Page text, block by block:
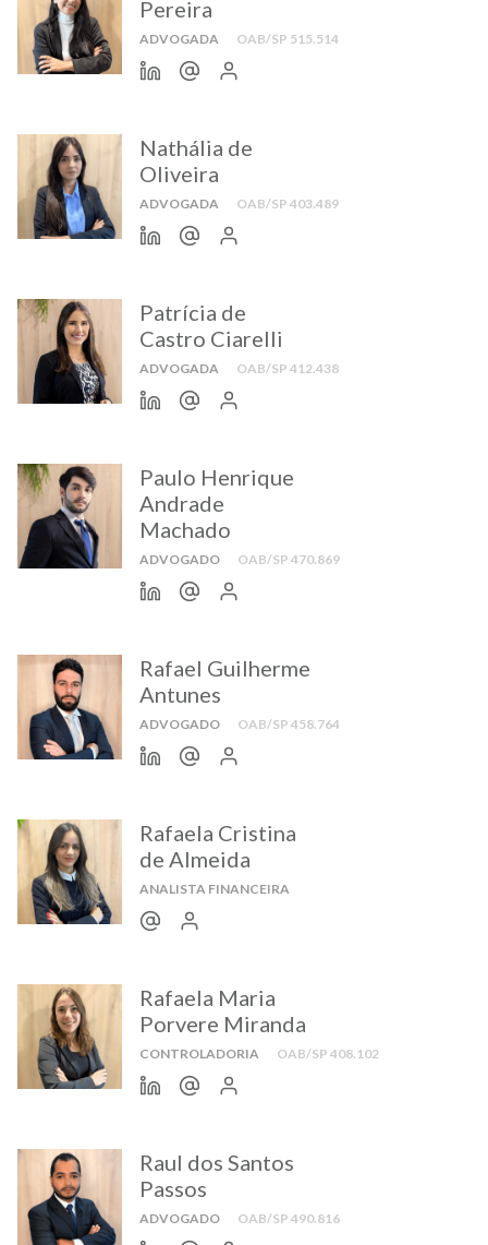
Pereira
ADVOGADA OAB/SP 515.514
Nathália de
Oliveira
ADVOGADA OAB/SP 403.489
Patrícia de
Castro Ciarelli
ADVOGADA OAB/SP 412.438
Paulo Henrique
Andrade
Machado
ADVOGADO OAB/SP 470.869
Rafael Guilherme
Antunes
ADVOGADO OAB/SP 458.764
Rafaela Cristina
de Almeida
ANALISTA FINANCEIRA
Rafaela Maria
Porvere Miranda
CONTROLADORIA OAB/SP 408.102
Raul dos Santos
Passos
ADVOGADO OAB/SP 490.816